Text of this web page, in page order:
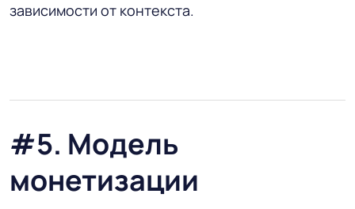
зависимости от контекста.
#5. Модель
монетизации